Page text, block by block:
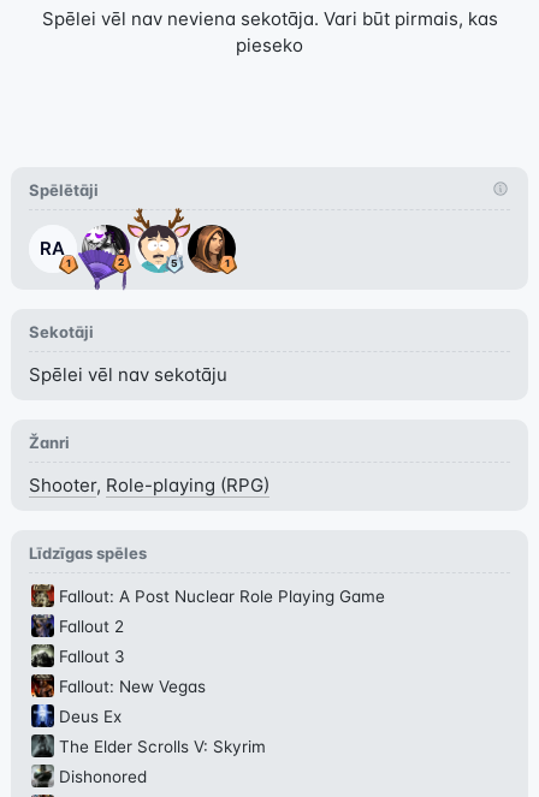
Spēlei vēl nav neviena sekotāja. Vari būt pirmais, kas
pieseko
Spēlētāji
RA
Sekotāji
Spēlei vēl nav sekotāju
Žanri
Shooter, Role-playing (RPG)
Līdzīgas spēles
Fallout: A Post Nuclear Role Playing Game
Fallout 2
Fallout 3
Fallout: New Vegas
Deus Ex
The Elder Scrolls V: Skyrim
Dishonored